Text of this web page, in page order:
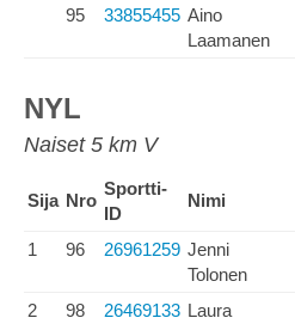
95 33855455 Aino
Laamanen
NYL
Naiset 5 km V
Sija Nro
Sportti-
ID
Nimi
1 96 26961259 Jenni
Tolonen
2 98 26469133 Laura